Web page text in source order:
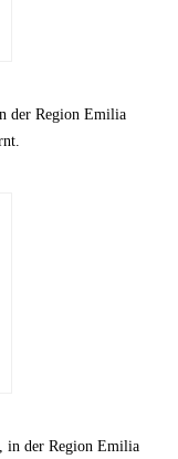
der Region Emilia
in der Region Emilia